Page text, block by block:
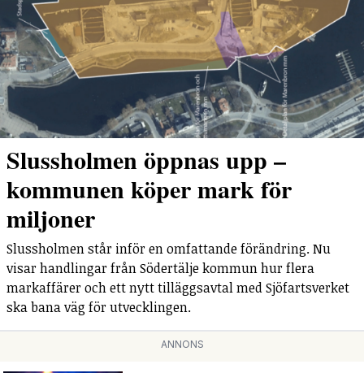
Slussholmen öppnas upp –
kommunen köper mark för
miljoner
Slussholmen står inför en omfattande förändring. Nu
visar handlingar från Södertälje kommun hur flera
markaffärer och ett nytt tilläggsavtal med Sjöfartsverket
ska bana väg för utvecklingen.
ANNONS